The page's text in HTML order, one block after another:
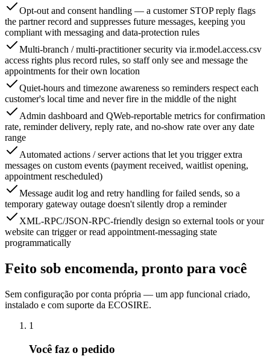
Opt-out and consent handling — a customer STOP reply flags
the partner record and suppresses future messages, keeping you
compliant with messaging and data-protection rules
Multi-branch / multi-practitioner security via ir.model.access.csv
access rights plus record rules, so staff only see and message the
appointments for their own location
Quiet-hours and timezone awareness so reminders respect each
customer's local time and never fire in the middle of the night
Admin dashboard and QWeb-reportable metrics for confirmation
rate, reminder delivery, reply rate, and no-show rate over any date
range
Automated actions / server actions that let you trigger extra
messages on custom events (payment received, waitlist opening,
appointment rescheduled)
Message audit log and retry handling for failed sends, so a
temporary gateway outage doesn't silently drop a reminder
XML-RPC/JSON-RPC-friendly design so external tools or your
website can trigger or read appointment-messaging state
programmatically
Feito sob encomenda, pronto para você
Sem configuração por conta própria — um app funcional criado,
instalado e com suporte da ECOSIRE.
1
Você faz o pedido